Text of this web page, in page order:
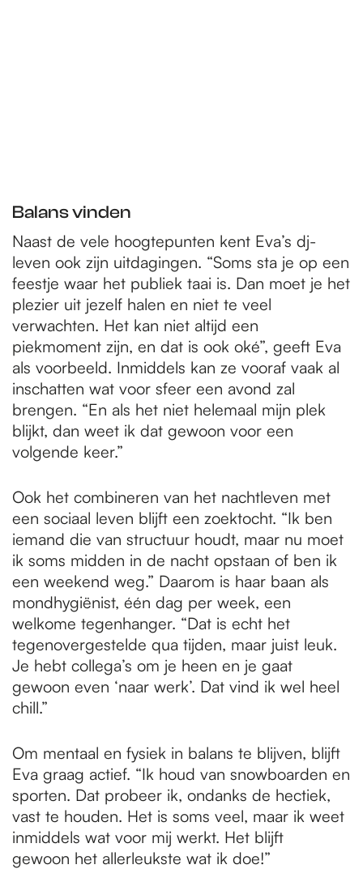
Balans vinden
Naast de vele hoogtepunten kent Eva’s dj-
leven ook zijn uitdagingen. “Soms sta je op een
feestje waar het publiek taai is. Dan moet je het
plezier uit jezelf halen en niet te veel
verwachten. Het kan niet altijd een
piekmoment zijn, en dat is ook oké”, geeft Eva
als voorbeeld. Inmiddels kan ze vooraf vaak al
inschatten wat voor sfeer een avond zal
brengen. “En als het niet helemaal mijn plek
blijkt, dan weet ik dat gewoon voor een
volgende keer.”
Ook het combineren van het nachtleven met
een sociaal leven blijft een zoektocht. “Ik ben
iemand die van structuur houdt, maar nu moet
ik soms midden in de nacht opstaan of ben ik
een weekend weg.” Daarom is haar baan als
mondhygiënist, één dag per week, een
welkome tegenhanger. “Dat is echt het
tegenovergestelde qua tijden, maar juist leuk.
Je hebt collega’s om je heen en je gaat
gewoon even ‘naar werk’. Dat vind ik wel heel
chill.”
Om mentaal en fysiek in balans te blijven, blijft
Eva graag actief. “Ik houd van snowboarden en
sporten. Dat probeer ik, ondanks de hectiek,
vast te houden. Het is soms veel, maar ik weet
inmiddels wat voor mij werkt. Het blijft
gewoon het allerleukste wat ik doe!”